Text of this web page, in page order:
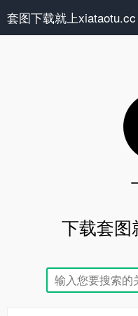
套图下载就上xiataotu.cc
下载套